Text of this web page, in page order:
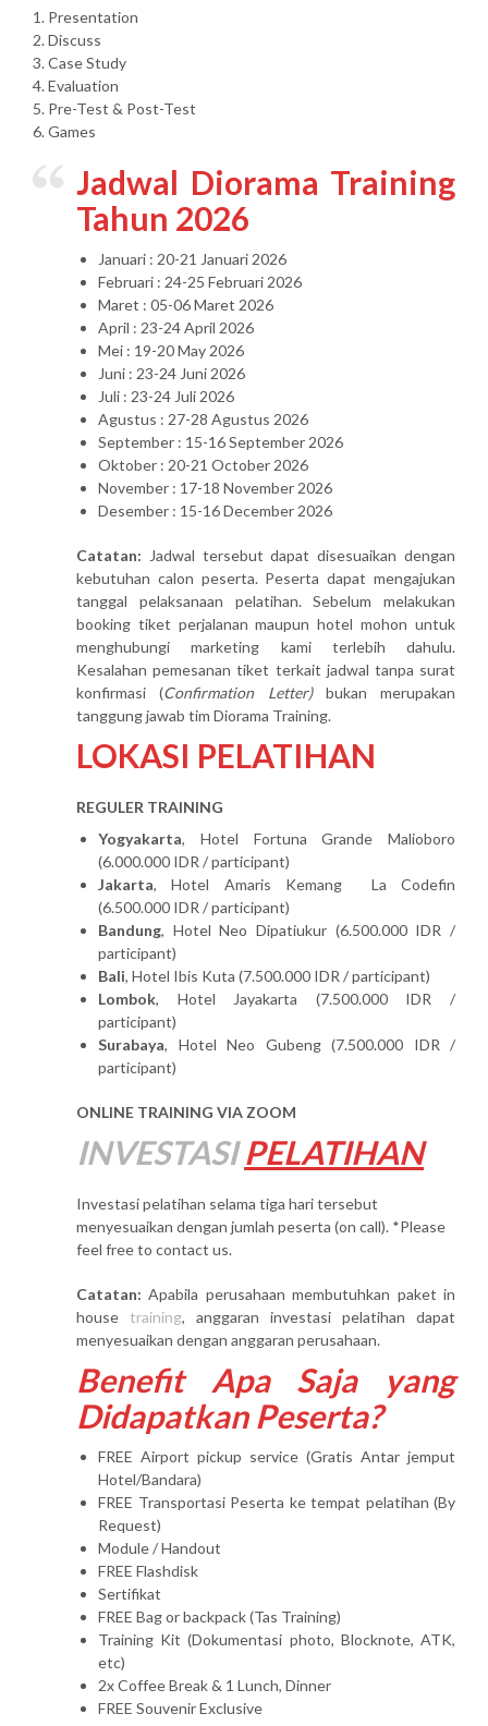
1. Presentation
2. Discuss
3. Case Study
4. Evaluation
5. Pre-Test & Post-Test
6. Games
Jadwal Diorama Training
Tahun 2026
Januari : 20-21 Januari 2026
Februari : 24-25 Februari 2026
Maret : 05-06 Maret 2026
April : 23-24 April 2026
Mei : 19-20 May 2026
Juni : 23-24 Juni 2026
Juli : 23-24 Juli 2026
Agustus : 27-28 Agustus 2026
September : 15-16 September 2026
Oktober : 20-21 October 2026
November : 17-18 November 2026
Desember : 15-16 December 2026
Catatan: Jadwal tersebut dapat disesuaikan dengan
kebutuhan calon peserta. Peserta dapat mengajukan
tanggal pelaksanaan pelatihan. Sebelum melakukan
booking tiket perjalanan maupun hotel mohon untuk
menghubungi marketing kami terlebih dahulu.
Kesalahan pemesanan tiket terkait jadwal tanpa surat
konfirmasi (Confirmation Letter)bukan merupakan
tanggung jawab tim Diorama Training.
LOKASI PELATIHAN
REGULER TRAINING
Yogyakarta, Hotel Fortuna Grande Malioboro
(6.000.000 IDR / participant)
Jakarta, Hotel Amaris Kemang La Codefin
(6.500.000 IDR / participant)
Bandung, Hotel Neo Dipatiukur (6.500.000 IDR /
participant)
Bali, Hotel Ibis Kuta (7.500.000 IDR / participant)
Lombok, Hotel Jayakarta (7.500.000 IDR /
participant)
Surabaya, Hotel Neo Gubeng (7.500.000 IDR /
participant)
ONLINE TRAINING VIA ZOOM
INVESTASI PELATIHAN
Investasi pelatihan selama tiga hari tersebut
menyesuaikan dengan jumlah peserta (on call). *Please
feel free to contact us.
Catatan: Apabila perusahaan membutuhkan paket in
house training, anggaran investasi pelatihan dapat
menyesuaikan dengan anggaran perusahaan.
Benefit Apa Saja yang
Didapatkan Peserta?
FREE Airport pickup service (Gratis Antar jemput
Hotel/Bandara)
FREE Transportasi Peserta ke tempat pelatihan (By
Request)
Module / Handout
FREE Flashdisk
Sertifikat
FREE Bag or backpack (Tas Training)
Training Kit (Dokumentasi photo, Blocknote, ATK,
etc)
2x Coffee Break & 1 Lunch, Dinner
FREE Souvenir Exclusive